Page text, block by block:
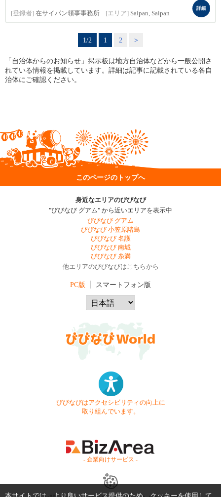
[登録者] 在サイパン領事事務所 [エリア] Saipan, Saipan
詳細
1/2 1 2 >
「自治体からのお知らせ」掲示板は地方自治体などから一般公開さ
れている情報を掲載しています。詳細は記事に記載されている各自
治体にご確認ください。
このページのトップへ
身近なエリアのびびなび
"びびなび グアム" から近いエリアを表示中
びびなび グアム
びびなび 小笠原諸島
びびなび 名護
びびなび 南城
びびなび 糸満
他エリアのびびなびはこちらから
PC版 スマートフォン版
びびなびはアクセシビリティの向上に
取り組んでいます。
- 企業向けサービス -